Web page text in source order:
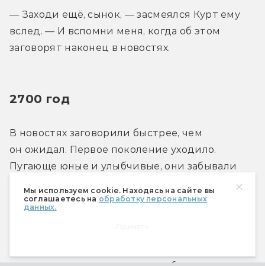
Мы используем cookie. Находясь на сайте вы
соглашаетесь на обработку персональных
данных.
— Заходи ещё, сынок, — засмеялся Курт ему
вслед. — И вспомни меня, когда об этом
заговорят наконец в новостях.
2700 год
В новостях заговорили быстрее, чем
он ожидал. Первое поколение уходило.
Пугающе юные и улыбчивые, они забывали
обновления переоборудовали во временные